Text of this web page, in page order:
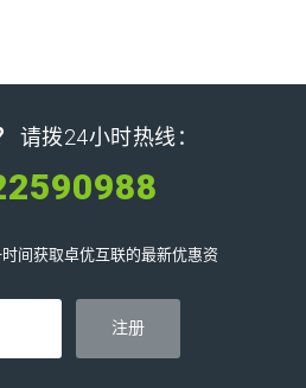
请拨24小时热线：
间获取卓优互联的最新优惠资